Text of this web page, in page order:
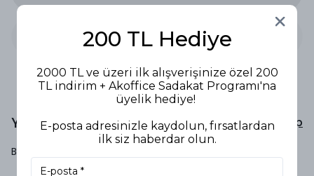
Yorumlar Yorum Yap
Bu ürün için henüz yorum yapılmamış.
200 TL Hediye
2000 TL ve üzeri ilk alışverişinize özel 200
TL indirim + Akoffice Sadakat Programı'na
üyelik hediye!
E-posta adresinizle kaydolun, fırsatlardan
ilk siz haberdar olun.